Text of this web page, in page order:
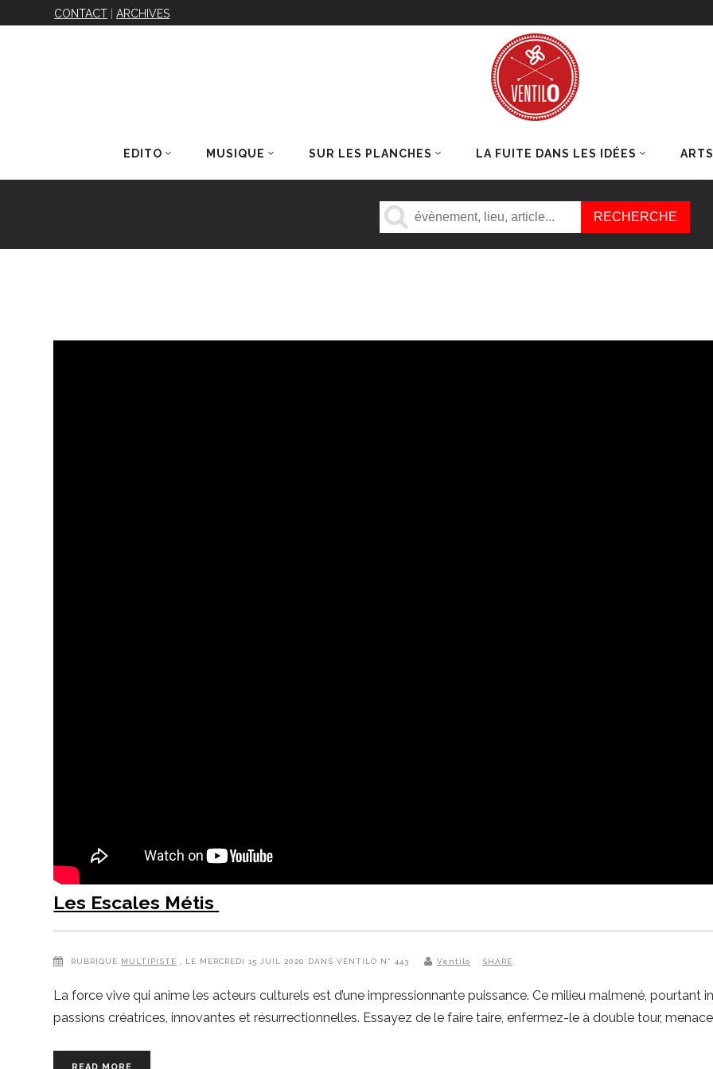
CONTACT |ARCHIVES
EDITO MUSIQUE SUR LES PLANCHES LA FUITE DANS LES IDÉES ARTS
Les Escales Métis
RUBRIQUE MULTIPISTE , LE MERCREDI 15 JUIL 2020 DANS VENTILO N° 443 Ventilo SHARE
La force vive qui anime les acteurs culturels est d’une impressionnante puissance. Ce milieu malmené, pourtant
passions créatrices, innovantes et résurrectionnelles. Essayez de le faire taire, enfermez-le à double tour,